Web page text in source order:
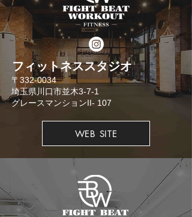
​フィットネススタジオ
​〒332-0034
埼玉県川口市並木3-7-1
​グレースマンションII- 107
WEB SITE